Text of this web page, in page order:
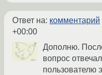
Ответ на: комментарий
+00:00
Дополню.
вопрос
пользователю